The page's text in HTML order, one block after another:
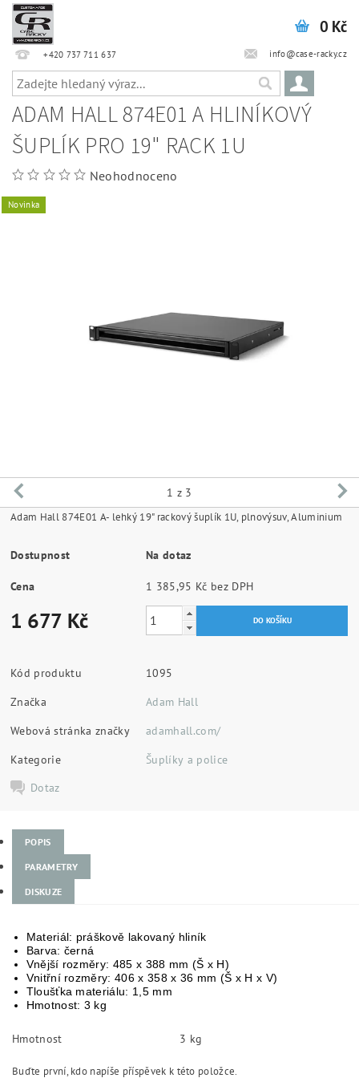
+420 737 711 637 info@case-racky.cz
0 Kč
ADAM HALL 874E01 A HLINÍKOVÝ
ŠUPLÍK PRO 19" RACK 1U
Neohodnoceno
Novinka
1 z 3
Adam Hall 874E01 A- lehký 19" rackový šuplík 1U, plnovýsuv, Aluminium
Dostupnost Na dotaz
Cena 1 385,95 Kč bez DPH
1 677 Kč
Kód produktu
1095
Značka
Adam Hall
Webová stránka značky
adamhall.com/
Kategorie
Šuplíky a police
Dotaz
POPIS
PARAMETRY
DISKUZE
Materiál: práškově lakovaný hliník
Barva: černá
Vnější rozměry: 485 x 388 mm (Š x H)
Vnitřní rozměry: 406 x 358 x 36 mm (Š x H x V)
Tloušťka materiálu: 1,5 mm
Hmotnost: 3 kg
Hmotnost 3 kg
Buďte první, kdo napíše příspěvek k této položce.